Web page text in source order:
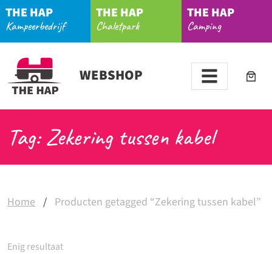
THE HAP
Kampeerbedrijf
THE HAP
Chaletpark
THE HAP
Camping
WEBSHOP
Tag: Zekering tussen kabel
Home / Producten getagged “Zekering tussen kabel”
Enig resultaat